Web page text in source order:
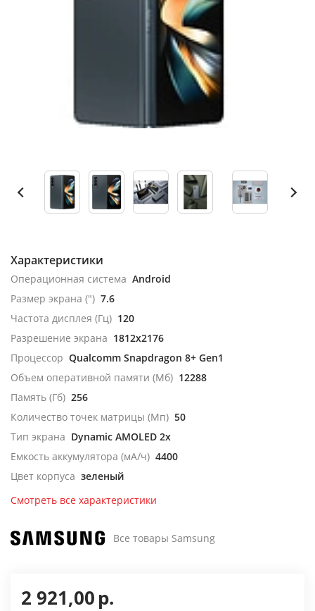
Характеристики
Операционная система Android
Размер экрана (") 7.6
Частота дисплея (Гц) 120
Разрешение экрана 1812x2176
Процессор Qualcomm Snapdragon 8+ Gen1
Объем оперативной памяти (Мб) 12288
Память (Гб) 256
Количество точек матрицы (Мп) 50
Тип экрана Dynamic AMOLED 2x
Емкость аккумулятора (мА/ч) 4400
Цвет корпуса зеленый
Смотреть все характеристики
Все товары Samsung
2 921,00р.